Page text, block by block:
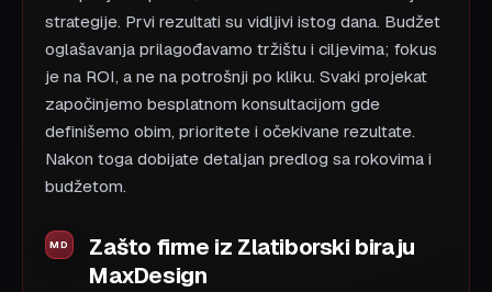
strategije. Prvi rezultati su vidljivi istog dana. Budžet
oglašavanja prilagođavamo tržištu i ciljevima; fokus
je na ROI, a ne na potrošnji po kliku. Svaki projekat
započinjemo besplatnom konsultacijom gde
definišemo obim, prioritete i očekivane rezultate.
Nakon toga dobijate detaljan predlog sa rokovima i
budžetom.
Zašto firme iz Zlatiborski biraju
MaxDesign